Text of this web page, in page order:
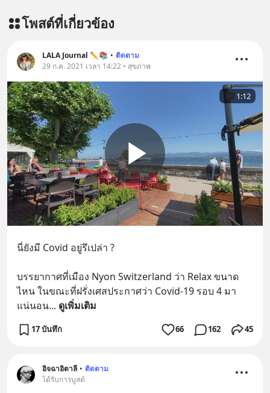
โพสต์ที่เกี่ยวข้อง
LALA Journal ✏️📚 • ติดตาม
29 ก.ค. 2021 เวลา 14:22 • สุขภาพ
1:12
นี่ยังมี Covid อยู่รึเปล่า ?
บรรยากาศที่เมือง Nyon Switzerland ว่า Relax ขนาด
ไหน ในขณะที่ฝรั่งเศสประกาศว่า Covid-19 รอบ 4 มา
แน่นอน... ดูเพิ่มเติม
17 บันทึก 66 162 45
อิจฉาอิตาลี • ติดตาม
ได้รับการบูสต์